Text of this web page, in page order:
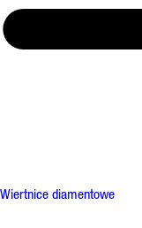
Wiertnice diamentowe